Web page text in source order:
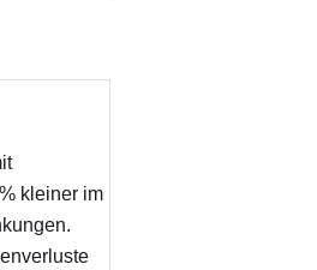
kleiner im